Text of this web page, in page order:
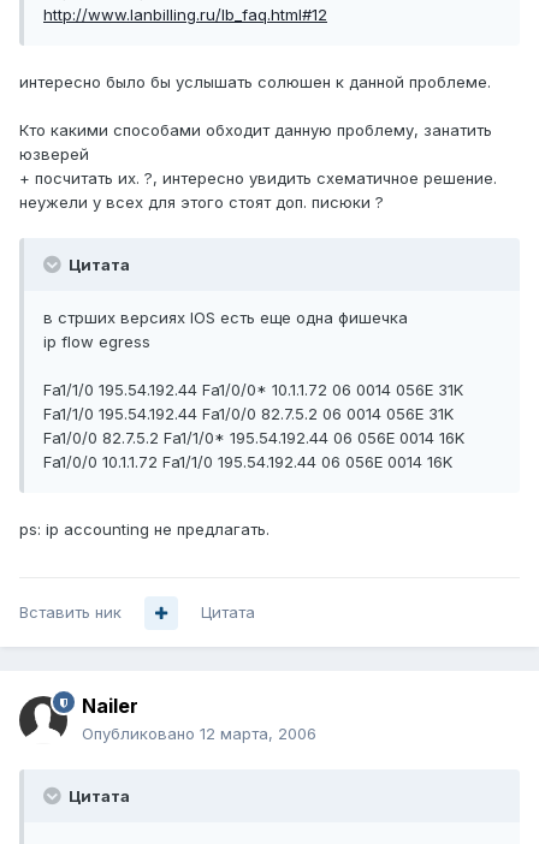
http://www.lanbilling.ru/lb_faq.html#12
интересно было бы услышать солюшен к данной проблеме.
Кто какими способами обходит данную проблему, занатить
юзверей
+ посчитать их. ?, интересно увидить схематичное решение.
неужели у всех для этого стоят доп. писюки ?
Цитата
в стрших версиях IOS есть еще одна фишечка
ip flow egress
Fa1/1/0 195.54.192.44 Fa1/0/0* 10.1.1.72 06 0014 056E 31K
Fa1/1/0 195.54.192.44 Fa1/0/0 82.7.5.2 06 0014 056E 31K
Fa1/0/0 82.7.5.2 Fa1/1/0* 195.54.192.44 06 056E 0014 16K
Fa1/0/0 10.1.1.72 Fa1/1/0 195.54.192.44 06 056E 0014 16K
ps: ip accounting не предлагать.
Вставить ник Цитата
Nailer
Опубликовано 12 марта, 2006
Цитата